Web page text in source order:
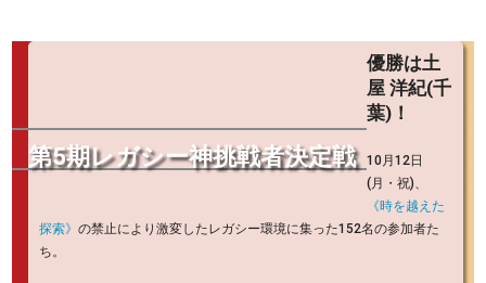
第5期レガシー神挑戦者決定戦
優勝は土
屋 洋紀(千
葉)！
10月12日
(月・祝)、
《時を越えた
探索》の禁止により激変したレガシー環境に集った152名の参加者た
ち。